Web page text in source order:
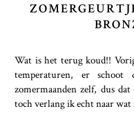
Wat is het terug koud!!
temperaturen, er
zomermaanden zelf, dus
toch verlang ik echt naar